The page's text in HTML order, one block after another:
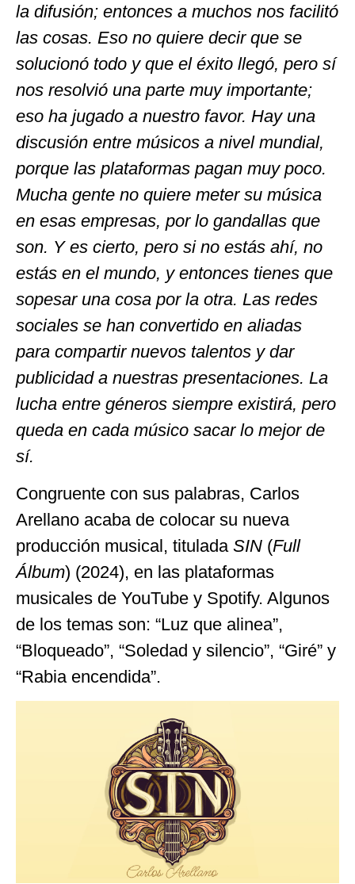
la difusión; entonces a muchos nos facilitó
las cosas. Eso no quiere decir que se
solucionó todo y que el éxito llegó, pero sí
nos resolvió una parte muy importante;
eso ha jugado a nuestro favor. Hay una
discusión entre músicos a nivel mundial,
porque las plataformas pagan muy poco.
Mucha gente no quiere meter su música
en esas empresas, por lo gandallas que
son. Y es cierto, pero si no estás ahí, no
estás en el mundo, y entonces tienes que
sopesar una cosa por la otra. Las redes
sociales se han convertido en aliadas
para compartir nuevos talentos y dar
publicidad a nuestras presentaciones. La
lucha entre géneros siempre existirá, pero
queda en cada músico sacar lo mejor de
sí.
Congruente con sus palabras, Carlos
Arellano acaba de colocar su nueva
producción musical, titulada SIN (Full
Álbum) (2024), en las plataformas
musicales de YouTube y Spotify. Algunos
de los temas son: “Luz que alinea”,
“Bloqueado”, “Soledad y silencio”, “Giré” y
“Rabia encendida”.